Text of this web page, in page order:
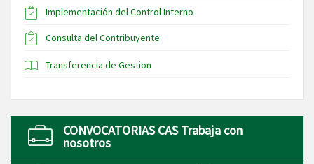
Implementación del Control Interno
Consulta del Contribuyente
Transferencia de Gestion
CONVOCATORIAS CAS Trabaja con
nosotros